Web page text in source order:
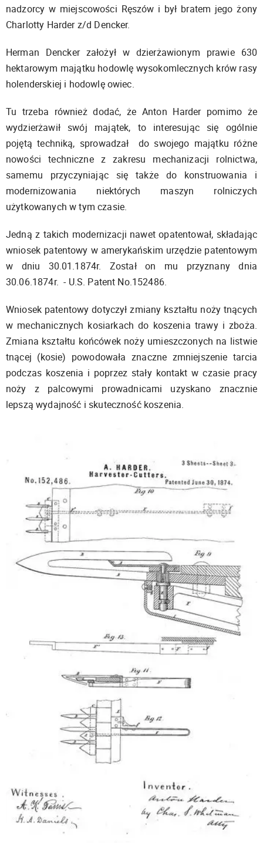
nadzorcy w miejscowości Ręszów i był bratem jego żony
Charlotty Harder z/d Dencker.
Herman Dencker założył w dzierżawionym prawie 630
hektarowym majątku hodowlę wysokomlecznych krów rasy
holenderskiej i hodowlę owiec.
Tu trzeba również dodać, że Anton Harder pomimo że
wydzierżawił swój majątek, to interesując się ogólnie
pojętą techniką, sprowadzał do swojego majątku różne
nowości techniczne z zakresu mechanizacji rolnictwa,
samemu przyczyniając się także do konstruowania i
modernizowania niektórych maszyn rolniczych
użytkowanych w tym czasie.
Jedną z takich modernizacji nawet opatentował, składając
wniosek patentowy w amerykańskim urzędzie patentowym
w dniu 30.01.1874r. Został on mu przyznany dnia
30.06.1874r. - U.S. Patent No.152486.
Wniosek patentowy dotyczył zmiany kształtu noży tnących
w mechanicznych kosiarkach do koszenia trawy i zboża.
Zmiana kształtu końcówek noży umieszczonych na listwie
tnącej (kosie) powodowała znaczne zmniejszenie tarcia
podczas koszenia i poprzez stały kontakt w czasie pracy
noży z palcowymi prowadnicami uzyskano znacznie
lepszą wydajność i skuteczność koszenia.